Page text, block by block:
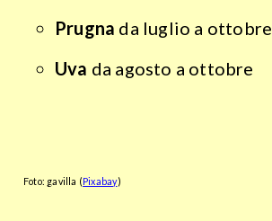
Prugna da luglio a ottobre
Uva da agosto a ottobre
Foto: gavilla (Pixabay)